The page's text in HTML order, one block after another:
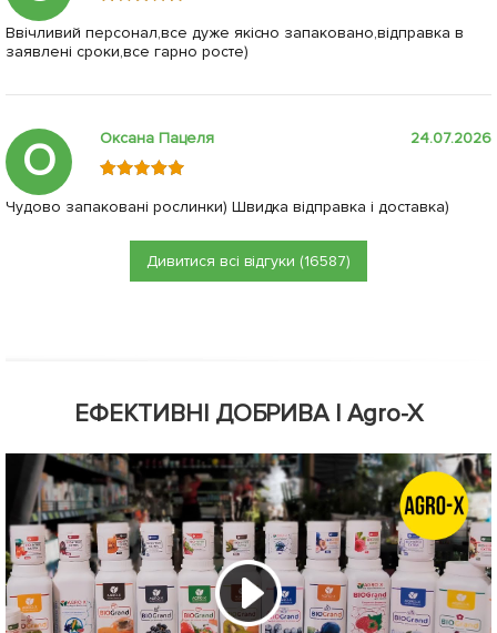
Ввічливий персонал,все дуже якісно запаковано,відправка в
заявлені сроки,все гарно росте)
О Оксана Пацеля 24.07.2026
Чудово запаковані рослинки) Швидка відправка і доставка)
Дивитися всі відгуки (16587)
ЕФЕКТИВНІ ДОБРИВА | Agro-X